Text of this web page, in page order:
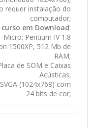
requer instalação do
computador;
curso em Download:
Micro: Pentium IV 1.8
1500XP, 512 Mb de
RAM;
de SOM e Caixas
Acústicas;
(1024x768) com
24 bits de cor;